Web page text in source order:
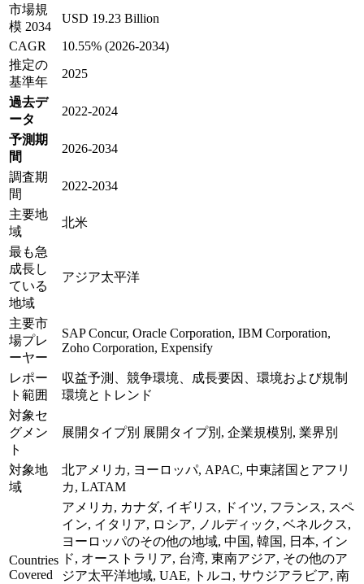
市場規
模 2034
USD 19.23 Billion
CAGR
10.55% (2026-2034)
推定の
基準年
2025
過去デ
ータ
2022-2024
予測期
間
2026-2034
調査期
間
2022-2034
主要地
域
北米
最も急
成長し
ている
地域
アジア太平洋
主要市
場プレ
ーヤー
SAP Concur, Oracle Corporation, IBM Corporation,
Zoho Corporation, Expensify
レポー
ト範囲
収益予測、競争環境、成長要因、環境および規制
環境とトレンド
対象セ
グメン
ト
展開タイプ別 展開タイプ別, 企業規模別, 業界別
対象地
域
北アメリカ, ヨーロッパ, APAC, 中東諸国とアフリ
カ, LATAM
Countries
Covered
アメリカ, カナダ, イギリス, ドイツ, フランス, スペ
イン, イタリア, ロシア, ノルディック, ベネルクス,
ヨーロッパのその他の地域, 中国, 韓国, 日本, イン
ド, オーストラリア, 台湾, 東南アジア, その他のア
ジア太平洋地域, UAE, トルコ, サウジアラビア, 南